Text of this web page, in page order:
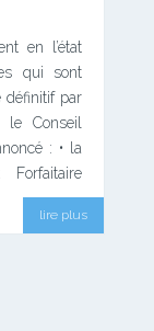
en l’état
qui sont
définitif par
Conseil
: • la
lire plus